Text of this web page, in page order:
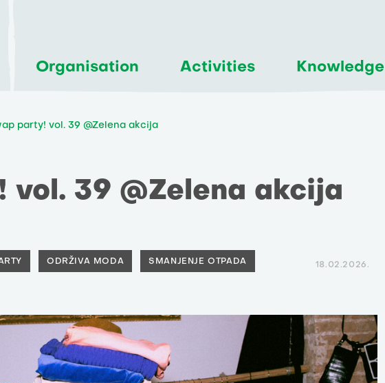
Organisation Activities Knowledge
party! vol. 39 @Zelena akcija
vol. 39 @Zelena akcija
ODRŽIVA MODA SMANJENJE OTPADA 18.02.2026.